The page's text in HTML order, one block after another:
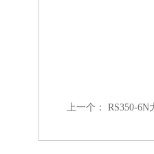
上一个： RS350-6N